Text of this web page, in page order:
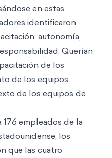
en estas
identificaron
autonomía,
Querían
de los
de los equipos,
de los equipos de
176 empleados de la
los
que las cuatro